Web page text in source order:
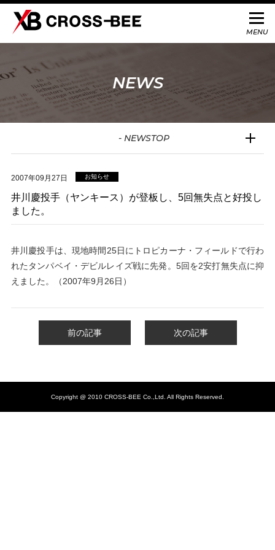
NEWS
2007年09月27日 お知らせ
井川慶投手（ヤンキース）が登板し、5回無失点と好投し
ました。
井川慶投手は、現地時間25日にトロピカーナ・フィールドで行わ
れたタンパベイ・デビルレイズ戦に先発。5回を2安打無失点に抑
えました。（2007年9月26日）
前の記事 次の記事
- NEWSTOP
Copyright @ 2010 CROSS-BEE Co.,Ltd. All Rights Reserved.